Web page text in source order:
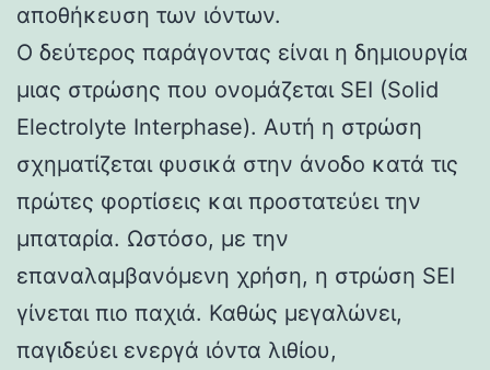
αποθήκευση των ιόντων.
Ο δεύτερος παράγοντας είναι η δημιουργία
μιας στρώσης που ονομάζεται SEI (Solid
Electrolyte Interphase). Αυτή η στρώση
σχηματίζεται φυσικά στην άνοδο κατά τις
πρώτες φορτίσεις και προστατεύει την
μπαταρία. Ωστόσο, με την
επαναλαμβανόμενη χρήση, η στρώση SEI
γίνεται πιο παχιά. Καθώς μεγαλώνει,
παγιδεύει ενεργά ιόντα λιθίου,